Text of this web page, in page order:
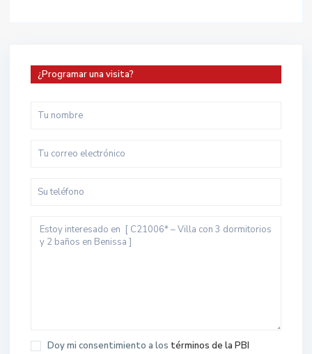
¿Programar una visita?
Doy mi consentimiento a los términos de la PBI